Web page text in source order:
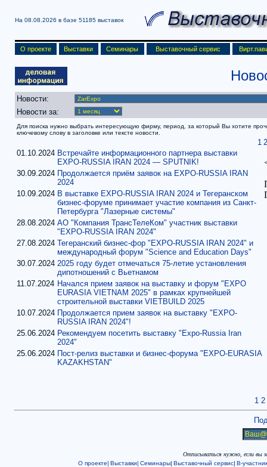
На 08.08.2026 в базе 51185 выставок
О проекте Выставки Семинары Выставочный сервис
Новости:
Новости за:
Для поиска нужно выбрать интересующую фирму, период, за который Вы хотите
ключевому слову в заголовке или тексте новости.
1 2
01.10.2024 Встречайте информационного партнера выставки
EXPO-RUSSIA IRAN 2024 — SPUTNIK!
30.09.2024 Продолжается приём заявок на EXPO-RUSSIA IRAN
2024
10.09.2024 В выставке EXPO-RUSSIA IRAN 2024 и Тегеранском
бизнес-форуме принимает участие компания из Санкт-
Петербурга "Лазерные системы"
28.08.2024 АО "Компания ТрансТелеКом" участник выставки
"EXPO-RUSSIA IRAN 2024"
27.08.2024 Тегеранский бизнес-фор "EXPO-RUSSIA IRAN 2024" и
международный форум "Science and Education Days"
30.07.2024 2025 году будет отмечаться 75-летие установления
дипотношений с Вьетнамом
11.07.2024 Начался прием заявок на выставку и форум "EXPO
EURASIA VIETNAM 2025" в рамках крупнейшей
строительной выставки VIETBUILD 2025
10.07.2024 Продолжается прием заявок на выставку "EXPO-
RUSSIA IRAN 2024"!
25.06.2024 Рекомендуем посетить выставку "Expo-Russia Iran
2024"
25.06.2024 Пост-релиз выставки и бизнес-форума "EXPO-EURASIA
KAZAKHSTAN"
1 2
Отписываться нужно, если вы
О проекте| Выставки| Семинары| Выставочный сервис| В-